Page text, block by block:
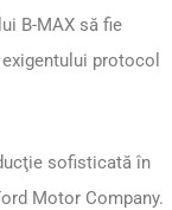
B-MAX să fie
protocol
sofisticată în
Motor Company.